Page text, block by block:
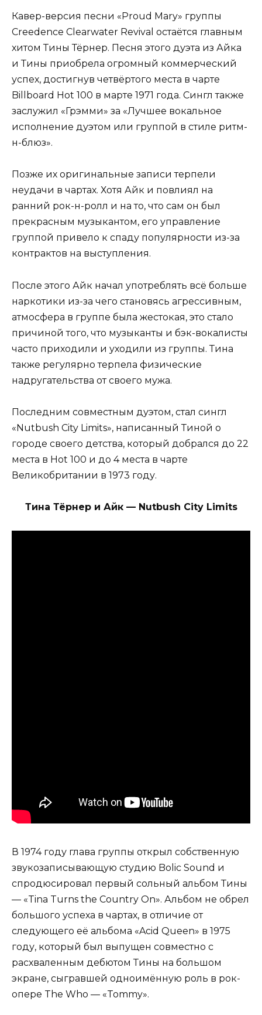
Кавер-версия песни «Proud Mary» группы
Creedence Clearwater Revival остаётся главным
хитом Тины Тёрнер. Песня этого дуэта из Айка
и Тины приобрела огромный коммерческий
успех, достигнув четвёртого места в чарте
Billboard Hot 100 в марте 1971 года. Сингл также
заслужил «Грэмми» за «Лучшее вокальное
исполнение дуэтом или группой в стиле ритм-
н-блюз».
Позже их оригинальные записи терпели
неудачи в чартах. Хотя Айк и повлиял на
ранний рок-н-ролл и на то, что сам он был
прекрасным музыкантом, его управление
группой привело к спаду популярности из-за
контрактов на выступления.
После этого Айк начал употреблять всё больше
наркотики из-за чего становясь агрессивным,
атмосфера в группе была жестокая, это стало
причиной того, что музыканты и бэк-вокалисты
часто приходили и уходили из группы. Тина
также регулярно терпела физические
надругательства от своего мужа.
Последним совместным дуэтом, стал сингл
«Nutbush City Limits», написанный Тиной о
городе своего детства, который добрался до 22
места в Hot 100 и до 4 места в чарте
Великобритании в 1973 году.
Тина Тёрнер и Айк — Nutbush City Limits
В 1974 году глава группы открыл собственную
звукозаписывающую студию Bolic Sound и
спродюсировал первый сольный альбом Тины
— «Tina Turns the Country On». Альбом не обрел
большого успеха в чартах, в отличие от
следующего её альбома «Acid Queen» в 1975
году, который был выпущен совместно с
расхваленным дебютом Тины на большом
экране, сыгравшей одноимённую роль в рок-
опере The Who — «Tommy».